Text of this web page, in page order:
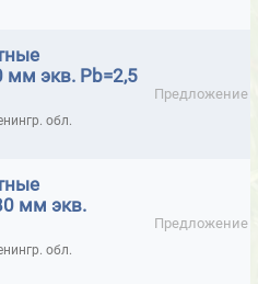
MASTERSIL
SOUDAL
WATERPROOFING
мм экв. Pb=2,5
Предложение
обл.
мм экв.
Предложение
обл.